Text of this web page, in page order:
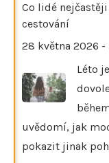
Co lidé
cestování
28 května 2026 -
Léto
uvědomí, jak
pokazit jinak